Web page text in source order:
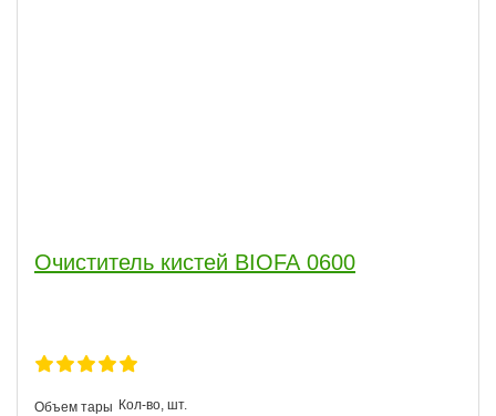
Очиститель кистей BIOFA 0600
Объем тары Кол-во, шт.